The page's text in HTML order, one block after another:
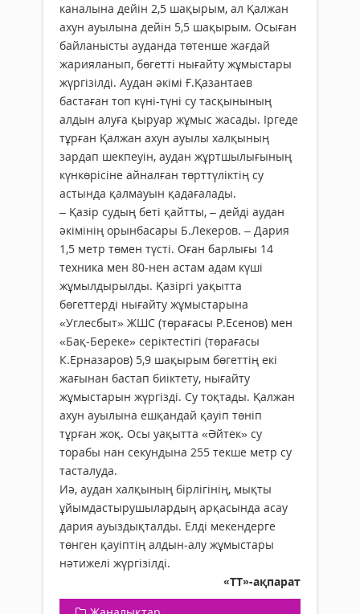
каналына дейін 2,5 шақырым, ал Қалжан
ахун ауылы­на дейін 5,5 шақырым. Осыған
байланыс­ты ауданда төтенше жағдай
жарияланып, бөгетті нығайту жұмыстары
жүргізілді. Ау­дан әкімі Ғ.Қазантаев
бастаған топ күні-түні су тасқынының
алдын алуға қыруар жұмыс жасады. Іргеде
тұрған Қалжан ахун ауылы халқының
зардап шекпеуін, аудан жұртшылығының
күнкөрісіне айналған төрттүліктің су
астында қалмауын қадағалады.
– Қазір судың беті қайтты, – дейді аудан
әкімінің орынбасары Б.Лекеров. – Дария
1,5 метр төмен түсті. Оған барлығы 14
техника мен 80-нен астам адам күші
жұмылдырылды. Қазіргі уақытта
бөгеттерді нығайту жұмыстарына
«Углесбыт» ЖШС (төрағасы Р.Есенов) мен
«Бақ-Береке» серіктестігі (төрағасы
К.Ерназаров) 5,9 шақырым бөгеттің екі
жағынан бастап биіктету, нығайту
жұмыстарын жүргізді. Су тоқтады. Қалжан
ахун ауылына ешқандай қауіп төніп
тұрған жоқ. Осы уақытта «Әйтек» су
торабы­ нан секундына 255 текше метр су
тасталуда.
Иә, аудан халқының бірлігінің, мықты
ұйымдастырушылардың арқасында асау
да­рия ауыздықталды. Елді мекендерге
төнген қауіптің алдын-алу жұмыстары
нәтижелі жүргізілді.
«ТТ»-ақпарат